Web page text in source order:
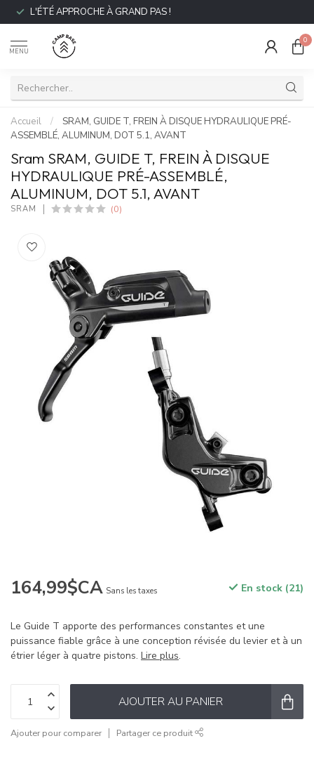
L'ÉTÉ APPROCHE À GRAND PAS !
MENU
0
Accueil /
SRAM, GUIDE T, FREIN À DISQUE HYDRAULIQUE PRÉ-
ASSEMBLÉ, ALUMINUM, DOT 5.1, AVANT
Sram SRAM, GUIDE T, FREIN À DISQUE
HYDRAULIQUE PRÉ-ASSEMBLÉ,
ALUMINUM, DOT 5.1, AVANT
SRAM (0)
164,99$CA Sans les taxes En stock (21)
Le Guide T apporte des performances constantes et une
puissance fiable grâce à une conception révisée du levier et à un
étrier léger à quatre pistons. Lire plus.
AJOUTER AU PANIER
Ajouter pour comparer Partager ce produit